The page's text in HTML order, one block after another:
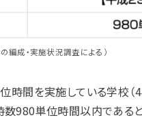
編成・実施状況調査による）
間を実施している学校（
980単位時間以内である